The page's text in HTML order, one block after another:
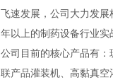
飞速发展，公司大力发
年以上的制药设备行业实
公司目前的核心产品有
联产品灌装机、高黏真